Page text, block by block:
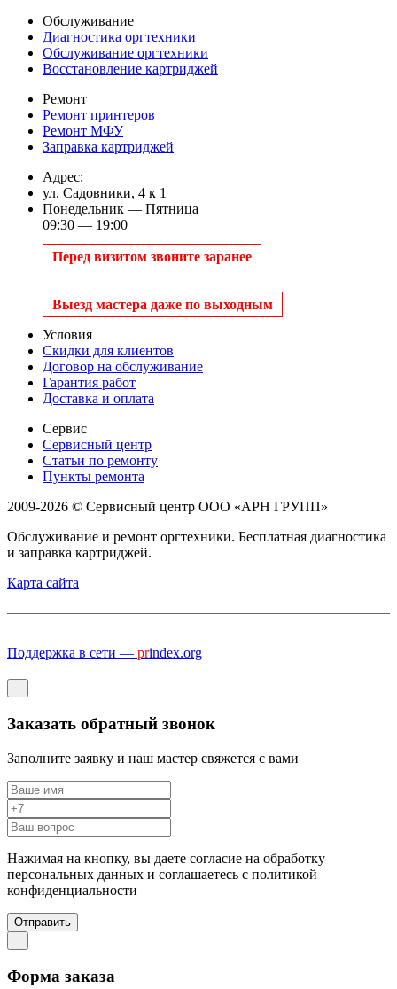
Обслуживание
Диагностика оргтехники
Обслуживание оргтехники
Восстановление картриджей
Ремонт
Ремонт принтеров
Ремонт МФУ
Заправка картриджей
Адрес:
ул. Садовники, 4 к 1
Понедельник — Пятница
09:30 — 19:00
Перед визитом звоните заранее
Выезд мастера даже по выходным
Условия
Скидки для клиентов
Договор на обслуживание
Гарантия работ
Доставка и оплата
Сервис
Сервисный центр
Статьи по ремонту
Пункты ремонта
2009-2026 © Сервисный центр ООО «АРН ГРУПП»
Обслуживание и ремонт оргтехники. Бесплатная диагностика
и заправка картриджей.
Карта сайта
Поддержка в сети — prindex.org
Заказать обратный звонок
Заполните заявку и наш мастер свяжется с вами
Нажимая на кнопку, вы даете согласие на обработку
персональных данных и соглашаетесь c политикой
конфиденциальности
Отправить
Форма заказа